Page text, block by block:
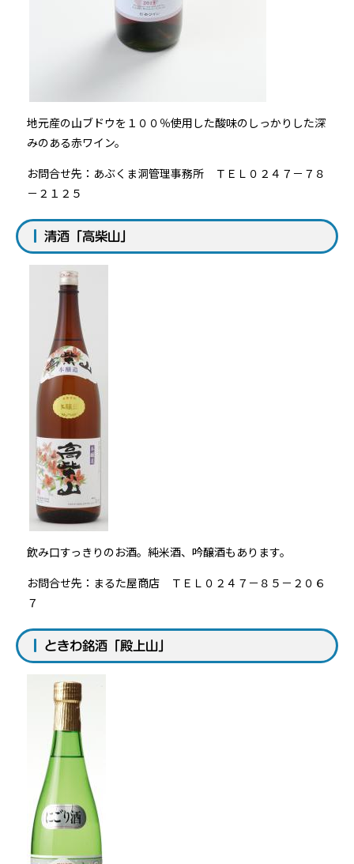
地元産の山ブドウを１００％使用した酸味のしっかりした深
みのある赤ワイン。
お問合せ先：あぶくま洞管理事務所 ＴＥＬ０２４７－７８
－２１２５
清酒「高柴山」
飲み口すっきりのお酒。純米酒、吟醸酒もあります。
お問合せ先：まるた屋商店 ＴＥＬ０２４７－８５－２０６
７
ときわ銘酒「殿上山」